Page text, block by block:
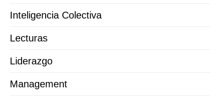
Inteligencia Colectiva
Lecturas
Liderazgo
Management